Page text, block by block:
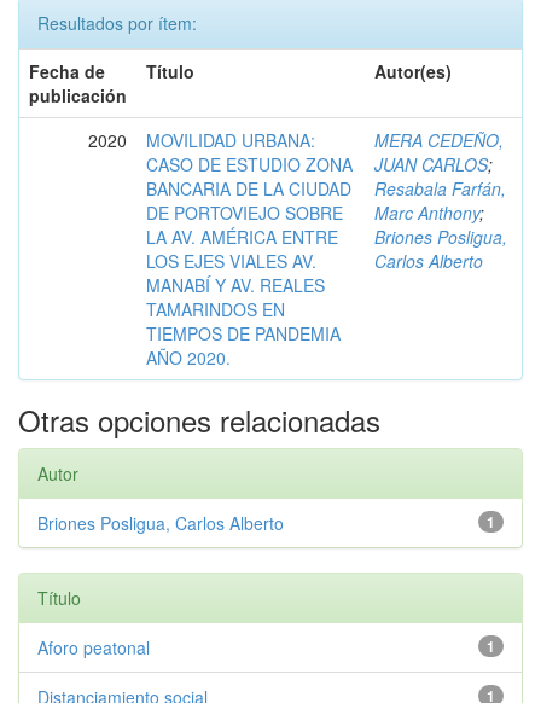
Resultados por ítem:
Fecha de
publicación
Título Autor(es)
2020
MOVILIDAD URBANA:
CASO DE ESTUDIO ZONA
BANCARIA DE LA CIUDAD
DE PORTOVIEJO SOBRE
LA AV. AMÉRICA ENTRE
LOS EJES VIALES AV.
MANABÍ Y AV. REALES
TAMARINDOS EN
TIEMPOS DE PANDEMIA
AÑO 2020.
MERA CEDEÑO,
JUAN CARLOS;
Resabala Farfán,
Marc Anthony;
Briones Posligua,
Carlos Alberto
Otras opciones relacionadas
Autor
1
Briones Posligua, Carlos Alberto
Título
1
Aforo peatonal
1
Distanciamiento social